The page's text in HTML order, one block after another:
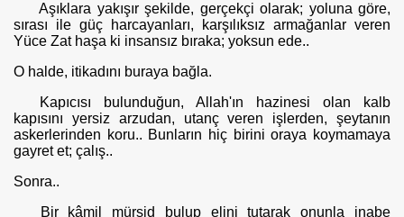
Aşıklara yakışır şekilde, gerçekçi olarak; yoluna göre,
sırası ile güç harcayanları, karşılıksız armağanlar veren
Yüce Zat haşa ki insansız bı­raka; yoksun ede..
O halde, itikadını buraya bağla.
Kapıcısı bulunduğun, Allah'ın hazinesi olan kalb
kapısını yersiz ar­zudan, utanç veren işlerden, şeytanın
askerlerinden koru.. Bunların hiç birini oraya koymamaya
gayret et; çalış..
Sonra..
Bir kâmil mürşid bulup elini tutarak onunla inabe